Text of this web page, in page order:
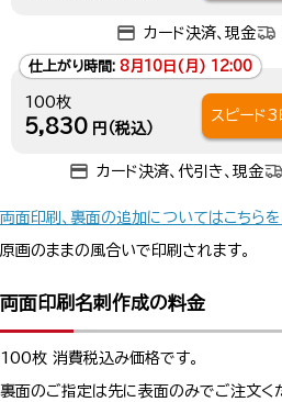
カード決済、現金
仕上がり時間: 8月10日(月) 12:00
100枚
5,830 円（税込）
スピード
カード決済、代引き、現金
両面印刷、裏面の追加についてはこちらを
原画のままの風合いで印刷されます。
両面印刷名刺作成の料金
100枚 消費税込み価格です。
裏面のご指定は先に表面のみでご注文く